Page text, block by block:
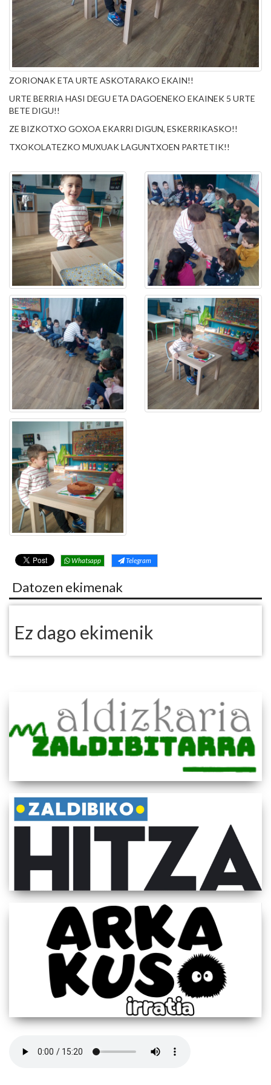
ZORIONAK ETA URTE ASKOTARAKO EKAIN!!
URTE BERRIA HASI DEGU ETA DAGOENEKO EKAINEK 5 URTE
BETE DIGU!!
ZE BIZKOTXO GOXOA EKARRI DIGUN, ESKERRIKASKO!!
TXOKOLATEZKO MUXUAK LAGUNTXOEN PARTETIK!!
Whatsapp Telegram
Datozen ekimenak
Ez dago ekimenik